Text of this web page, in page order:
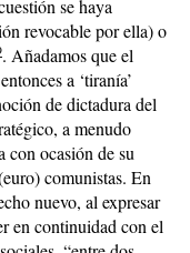
se haya
revocable por ella) o
. Añadamos que el
a ‘tiranía’
de dictadura del
a menudo
con ocasión de su
comunistas. En
nuevo, al expresar
en continuidad con el